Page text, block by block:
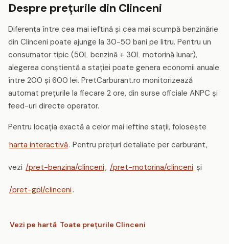
Despre prețurile din Clinceni
Diferența între cea mai ieftină și cea mai scumpă benzinărie
din Clinceni poate ajunge la 30-50 bani pe litru. Pentru un
consumator tipic (50L benzină + 30L motorină lunar),
alegerea conștientă a stației poate genera economii anuale
între 200 și 600 lei. PretCarburant.ro monitorizează
automat prețurile la fiecare 2 ore, din surse oficiale ANPC și
feed-uri directe operator.
Pentru locația exactă a celor mai ieftine stații, folosește
harta interactivă. Pentru prețuri detaliate per carburant,
vezi /pret-benzina/clinceni, /pret-motorina/clinceni și
/pret-gpl/clinceni .
Vezi pe hartă Toate prețurile Clinceni